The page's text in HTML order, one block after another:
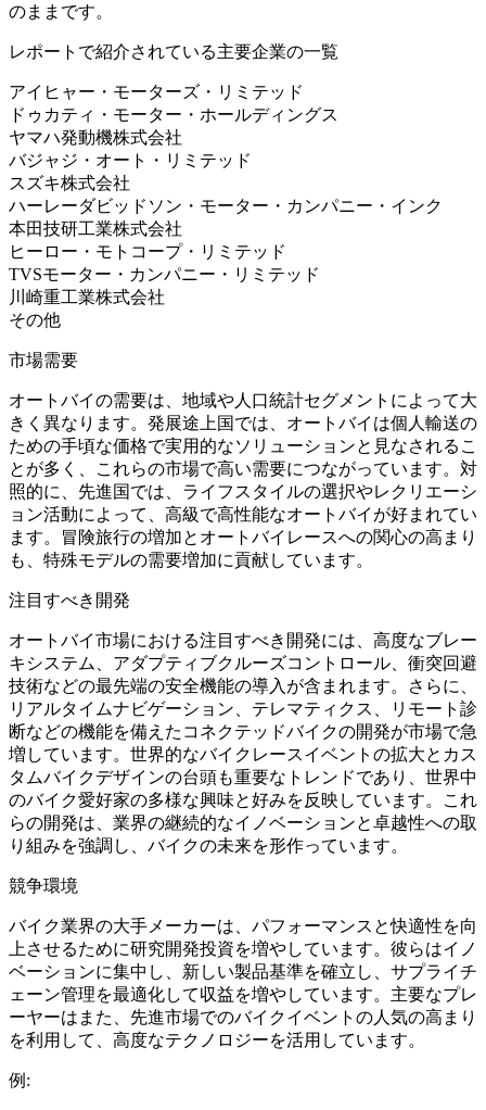
のままです。
レポートで紹介されている主要企業の一覧
アイヒャー・モーターズ・リミテッド
ドゥカティ・モーター・ホールディングス
ヤマハ発動機株式会社
バジャジ・オート・リミテッド
スズキ株式会社
ハーレーダビッドソン・モーター・カンパニー・インク
本田技研工業株式会社
ヒーロー・モトコープ・リミテッド
TVSモーター・カンパニー・リミテッド
川崎重工業株式会社
その他
市場需要
オートバイの需要は、地域や人口統計セグメントによって大
きく異なります。発展途上国では、オートバイは個人輸送の
ための手頃な価格で実用的なソリューションと見なされるこ
とが多く、これらの市場で高い需要につながっています。対
照的に、先進国では、ライフスタイルの選択やレクリエーシ
ョン活動によって、高級で高性能なオートバイが好まれてい
ます。冒険旅行の増加とオートバイレースへの関心の高まり
も、特殊モデルの需要増加に貢献しています。
注目すべき開発
オートバイ市場における注目すべき開発には、高度なブレー
キシステム、アダプティブクルーズコントロール、衝突回避
技術などの最先端の安全機能の導入が含まれます。さらに、
リアルタイムナビゲーション、テレマティクス、リモート診
断などの機能を備えたコネクテッドバイクの開発が市場で急
増しています。世界的なバイクレースイベントの拡大とカス
タムバイクデザインの台頭も重要なトレンドであり、世界中
のバイク愛好家の多様な興味と好みを反映しています。これ
らの開発は、業界の継続的なイノベーションと卓越性への取
り組みを強調し、バイクの未来を形作っています。
競争環境
バイク業界の大手メーカーは、パフォーマンスと快適性を向
上させるために研究開発投資を増やしています。彼らはイノ
ベーションに集中し、新しい製品基準を確立し、サプライチ
ェーン管理を最適化して収益を増やしています。主要なプレ
ーヤーはまた、先進市場でのバイクイベントの人気の高まり
を利用して、高度なテクノロジーを活用しています。
例: